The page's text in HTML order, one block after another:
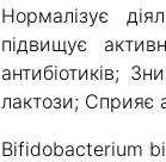
Нормалізує
підвищує
антибіотиків;
лактози; Сприяє
Bifidobacterium